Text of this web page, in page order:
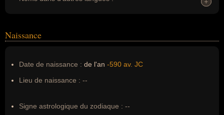
Nom de famille :Tseu
Naissance
Date de naissance : de l'an -590 av. JC
Lieu de naissance : --
Signe astrologique du zodiaque : --